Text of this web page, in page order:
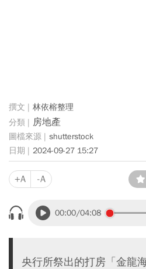
林依榕整理
房地產
shutterstock
2024-09-27 15:27
+A -A
00:00/04:08
央行所祭出的打房「金龍